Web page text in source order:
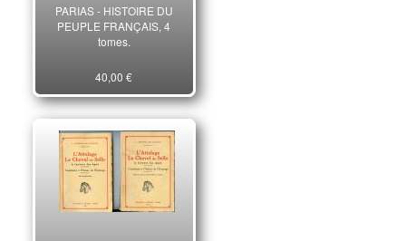
PARIAS - HISTOIRE DU
PEUPLE FRANÇAIS, 4
tomes.
40,00 €